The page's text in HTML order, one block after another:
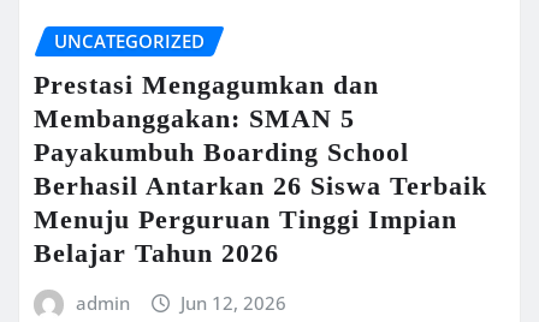
UNCATEGORIZED
Prestasi Mengagumkan dan
Membanggakan: SMAN 5
Payakumbuh Boarding School
Berhasil Antarkan 26 Siswa Terbaik
Menuju Perguruan Tinggi Impian
Belajar Tahun 2026
admin Jun 12, 2026